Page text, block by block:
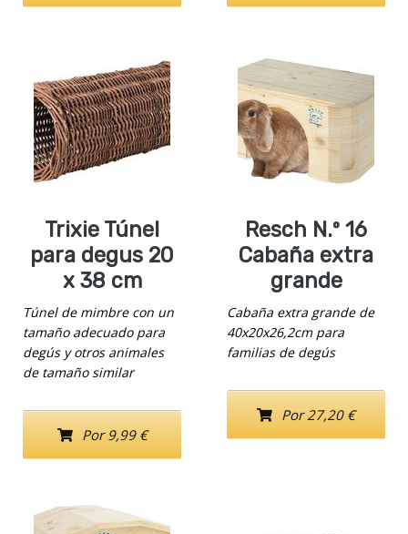
Trixie Túnel
para degus 20
x 38 cm
Túnel de mimbre con un
tamaño adecuado para
degús y otros animales
de tamaño similar
Por 9,99 €
Resch N.º 16
Cabaña extra
grande
Cabaña extra grande de
40x20x26,2cm para
familias de degús
Por 27,20 €